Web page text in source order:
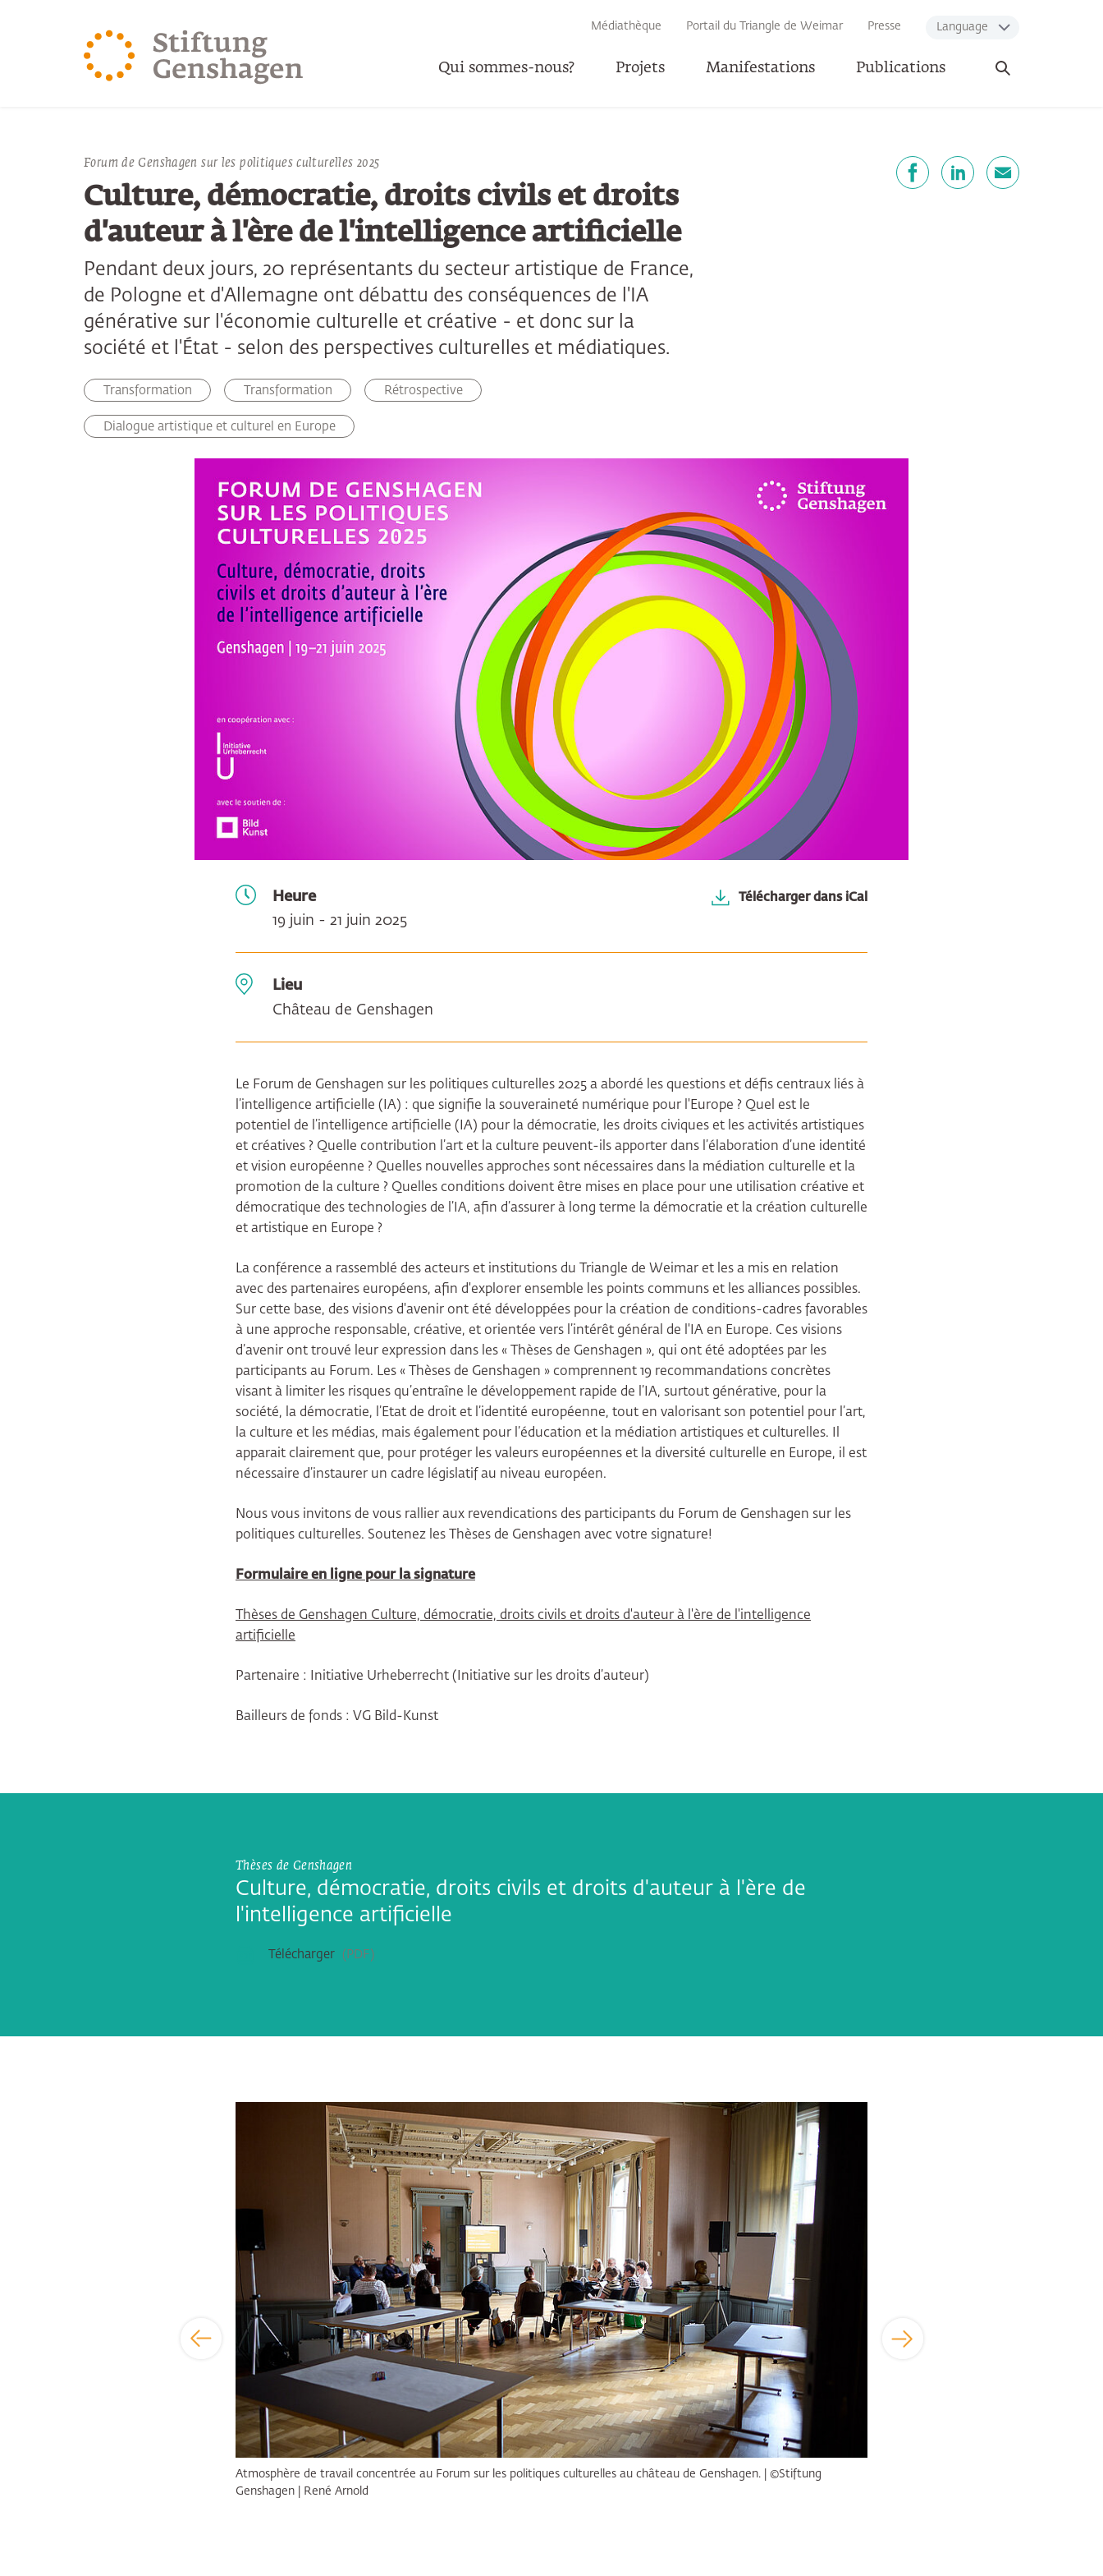
Médiathèque Portail du Triangle de Weimar Presse Language
Qui sommes-nous? Projets Manifestations Publications
Ouvrir
la
Forum de Genshagen sur les politiques culturelles 2025
Culture, démocratie, droits civils et droits
d'auteur à l'ère de l'intelligence artificielle
Pendant deux jours, 20 représentants du secteur artistique de France,
de Pologne et d'Allemagne ont débattu des conséquences de l'IA
générative sur l'économie culturelle et créative - et donc sur la
société et l'État - selon des perspectives culturelles et médiatiques.
Transformation Transformation Rétrospective
Dialogue artistique et culturel en Europe
Heure
19 juin - 21 juin 2025
Télécharger dans iCal
Lieu
Château de Genshagen
Le Forum de Genshagen sur les politiques culturelles 2025 a abordé les questions et défis centraux liés à
l’intelligence artificielle (IA) : que signifie la souveraineté numérique pour l'Europe ? Quel est le
potentiel de l’intelligence artificielle (IA) pour la démocratie, les droits civiques et les activités artistiques
et créatives ? Quelle contribution l’art et la culture peuvent-ils apporter dans l’élaboration d’une identité
et vision européenne ? Quelles nouvelles approches sont nécessaires dans la médiation culturelle et la
promotion de la culture ? Quelles conditions doivent être mises en place pour une utilisation créative et
démocratique des technologies de l’IA, afin d’assurer à long terme la démocratie et la création culturelle
et artistique en Europe ?
La conférence a rassemblé des acteurs et institutions du Triangle de Weimar et les a mis en relation
avec des partenaires européens, afin d'explorer ensemble les points communs et les alliances possibles.
Sur cette base, des visions d'avenir ont été développées pour la création de conditions-cadres favorables
à une approche responsable, créative, et orientée vers l’intérêt général de l'IA en Europe. Ces visions
d’avenir ont trouvé leur expression dans les « Thèses de Genshagen », qui ont été adoptées par les
participants au Forum. Les « Thèses de Genshagen » comprennent 19 recommandations concrètes
visant à limiter les risques qu’entraîne le développement rapide de l’IA, surtout générative, pour la
société, la démocratie, l’Etat de droit et l’identité européenne, tout en valorisant son potentiel pour l’art,
la culture et les médias, mais également pour l’éducation et la médiation artistiques et culturelles. Il
apparait clairement que, pour protéger les valeurs européennes et la diversité culturelle en Europe, il est
nécessaire d’instaurer un cadre législatif au niveau européen.
Nous vous invitons de vous rallier aux revendications des participants du Forum de Genshagen sur les
politiques culturelles. Soutenez les Thèses de Genshagen avec votre signature!
Formulaire en ligne pour la signature
Thèses de Genshagen Culture, démocratie, droits civils et droits d'auteur à l'ère de l'intelligence
artificielle
Partenaire : Initiative Urheberrecht (Initiative sur les droits d’auteur)
Bailleurs de fonds : VG Bild-Kunst
Thèses de Genshagen
Culture, démocratie, droits civils et droits d'auteur à l'ère de
l'intelligence artificielle
Télécharger PDF
Bildergalerie überspringen
Atmosphère de travail concentrée au Forum sur les politiques culturelles au château de Genshagen. | ©Stiftung
Genshagen | René Arnold